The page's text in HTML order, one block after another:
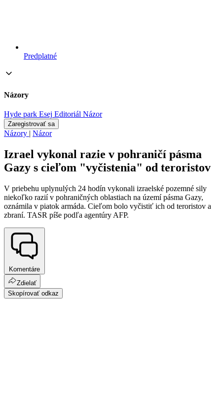
Predplatné
Názory
Hyde park Esej Editoriál Názor
Zaregistrovať sa
Názory | Názor
Izrael vykonal razie v pohraničí pásma
Gazy s cieľom "vyčistenia" od teroristov
V priebehu uplynulých 24 hodín vykonali izraelské pozemné sily
niekoľko razií v pohraničných oblastiach na území pásma Gazy,
oznámila v piatok armáda. Cieľom bolo vyčistiť ich od teroristov a
zbraní. TASR píše podľa agentúry AFP.
Komentáre
Zdielať
Skopírovať odkaz